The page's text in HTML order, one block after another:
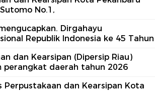
No.1,
Dirgahayu
Republik Indonesia ke 45 Tahun
dan Kearsipan (Dipersip Riau)
perangkat daerah tahun 2026
Perpustakaan dan Kearsipan Kota